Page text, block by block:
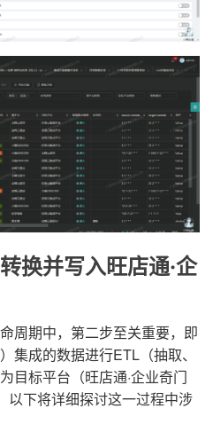
换并写入旺店通·企
周期中，第二步至关重要，即
集成的数据进行ETL（抽取、
目标平台（旺店通·企业奇门
以下将详细探讨这一过程中涉